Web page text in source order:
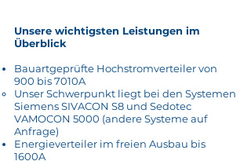
Unsere wichtigsten Leistungen im
Überblick
Bauartgeprüfte Hochstromverteiler von
900 bis 7010A
Unser Schwerpunkt liegt bei den Systemen
Siemens SIVACON S8 und Sedotec
VAMOCON 5000 (andere Systeme auf
Anfrage)
Energieverteiler im freien Ausbau bis
1600A